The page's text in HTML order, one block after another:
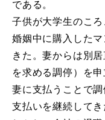
である。
子供が大学生のこ
婚姻中に購入した
きた。妻からは別
を求める調停）を
妻に支払うことで
支払いを継続してき